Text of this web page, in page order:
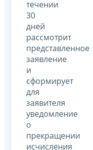
течении
30
дней
рассмотрит
представленное
заявление
и
сформирует
для
заявителя
уведомление
о
прекращении
исчисления